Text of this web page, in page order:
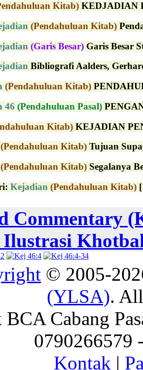
Kitab) KEDJADIAN
(Pendahuluan Kitab)
(Garis Besar) Garis Besar
Bibliografi Aalders,
(Pendahuluan Kitab)
46 (Pendahuluan Pasal)
Kitab) KEJADIAN
(Pendahuluan Kitab) Tujuan
(Pendahuluan Kitab) Segalanya
Kejadian (Pendahuluan Kitab)
Commentary
Ilustrasi
© 2005-
(YLSA).
BCA Cabang
0790266579
Kontak |